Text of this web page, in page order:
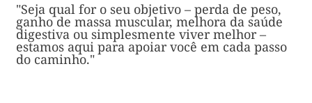
"Seja qual for o seu objetivo – perda de peso,
ganho de massa muscular, melhora da saúde
digestiva ou simplesmente viver melhor –
estamos aqui para apoiar você em cada passo
do caminho."